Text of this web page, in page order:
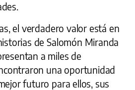
el verdadero valor está en
de Salomón Miranda
a miles de
una oportunidad
futuro para ellos, sus